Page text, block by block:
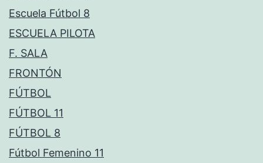
Escuela Fútbol 8
ESCUELA PILOTA
F. SALA
FRONTÓN
FÚTBOL
FÚTBOL 11
FÚTBOL 8
Fútbol Femenino 11